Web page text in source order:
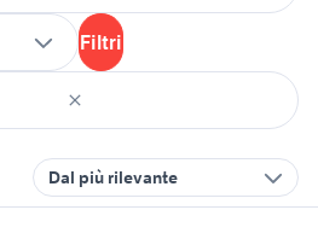
Filtri
Dal più rilevante